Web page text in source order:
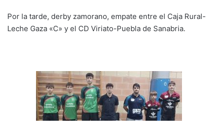
Por la tarde, derby zamorano, empate entre el Caja Rural-
Leche Gaza «C» y el CD Viriato-Puebla de Sanabria.